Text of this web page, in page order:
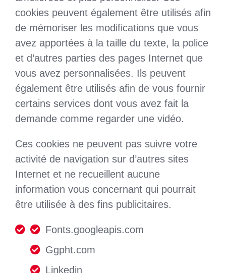
cookies peuvent également être utilisés afin
de mémoriser les modifications que vous
avez apportées à la taille du texte, la police
et d’autres parties des pages Internet que
vous avez personnalisées. Ils peuvent
également être utilisés afin de vous fournir
certains services dont vous avez fait la
demande comme regarder une vidéo.
Ces cookies ne peuvent pas suivre votre
activité de navigation sur d’autres sites
Internet et ne recueillent aucune
information vous concernant qui pourrait
être utilisée à des fins publicitaires.
Fonts.googleapis.com
Ggpht.com
Linkedin